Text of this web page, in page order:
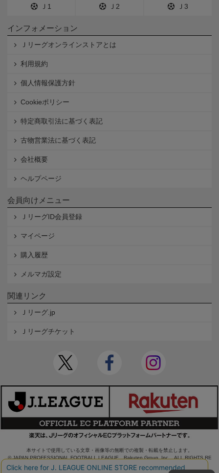
Ｊ1 Ｊ2 Ｊ3
インフォメーション
Ｊリーグオンラインストアとは
利用規約
個人情報保護方針
Cookieポリシー
特定商取引法に基づく表記
古物営業法に基づく表記
会社概要
ヘルプページ
会員向けメニュー
ＪリーグID会員登録
マイページ
購入履歴
メルマガ設定
関連リンク
Ｊリーグ.jp
Ｊリーグチケット
本サイトで使用している文章・画像等の無断での複製・転載を禁止します。
© JAPAN PROFESSIONAL FOOTBALL LEAGUE Rakuten Group, Inc. ALL RIGHTS RE
SERVED.